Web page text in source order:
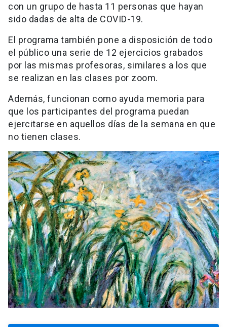
con un grupo de hasta 11 personas que hayan
sido dadas de alta de COVID-19.
El programa también pone a disposición de todo
el público una serie de 12 ejercicios grabados
por las mismas profesoras, similares a los que
se realizan en las clases por zoom.
Además, funcionan como ayuda memoria para
que los participantes del programa puedan
ejercitarse en aquellos días de la semana en que
no tienen clases.